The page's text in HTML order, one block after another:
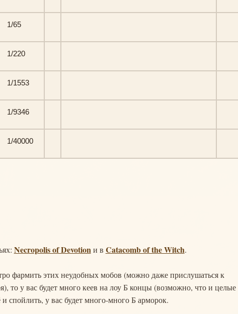
1/65
1/220
1/1553
1/9346
1/40000
Necropolis of Devotion и в Catacomb of the Witch.
фармить этих неудобных мобов (можно даже прислушаться к
то у вас будет много кеев на лоу Б концы (возможно, что и целые
спойлить, у вас будет много-много Б арморок.